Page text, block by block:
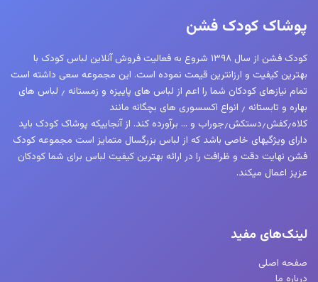
پوشاک کودک فشن
کودک فشن از سال ۱۳۹۸ شروع به فعالیت فروش آنلاین لباس کودک با
بهترین کیفیت و ارزانترین قیمت نموده است. این مجموعه سعی داشته است
تمام نیازهای کودکان شما را اعم از لباس های پاییزه و زمستانه ٫ لباس های
بهاره و تابستانه ٫ انواع اکسسوری های بچگانه مانند
کلاه٫کفش٫دستکش٫جوراب و … برآورده کند. از آنجاییکه پوشاک کودک باید
دارای ویژگیهای خاصی باشد که از لباس بزرگسال متمایز است مجموعه کودک
فشن نهایت دقت و ظرافت را در ارائه بهترین کیفیت لباس برای شما کودکان
عزیز اعمال میکند.
لینک‌های مفید
صفحه اصلی
درباره ما